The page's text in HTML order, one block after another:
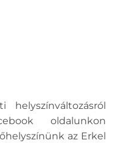
oldalunkon
az Erkel